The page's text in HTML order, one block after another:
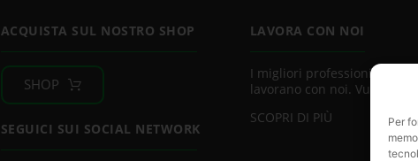
Per
ACQUISTA SUL NOSTRO SHOP
SHOP
SEGUICI SUI SOCIAL NETWORK
LAVORA CON NOI
I migliori professionisti del
lavorano con noi. Vuoi
SCOPRI DI PIÙ